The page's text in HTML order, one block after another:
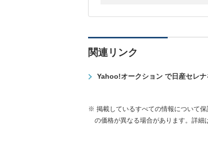
関連リンク
Yahoo!オークション で日産セレナ
※ 掲載しているすべての情報について
の価格が異なる場合があります。詳細